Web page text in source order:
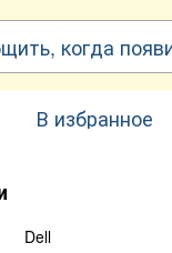
когда
В избранное
Dell